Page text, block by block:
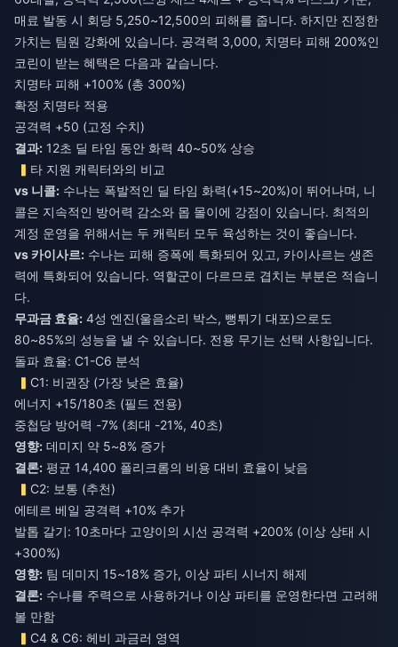
매료 발동 시 회당 5,250~12,500의 피해를 줍니다. 하지만 진정한
가치는 팀원 강화에 있습니다. 공격력 3,000, 치명타 피해 200%인
코린이 받는 혜택은 다음과 같습니다.
치명타 피해 +100% (총 300%)
확정 치명타 적용
공격력 +50 (고정 수치)
결과: 12초 딜 타임 동안 화력 40~50% 상승
타 지원 캐릭터와의 비교
vs 니콜: 수나는 폭발적인 딜 타임 화력(+15~20%)이 뛰어나며, 니
콜은 지속적인 방어력 감소와 몹 몰이에 강점이 있습니다. 최적의
계정 운영을 위해서는 두 캐릭터 모두 육성하는 것이 좋습니다.
vs 카이사르: 수나는 피해 증폭에 특화되어 있고, 카이사르는 생존
력에 특화되어 있습니다. 역할군이 다르므로 겹치는 부분은 적습니
다.
무과금 효율: 4성 엔진(울음소리 박스, 뻥튀기 대포)으로도
80~85%의 성능을 낼 수 있습니다. 전용 무기는 선택 사항입니다.
돌파 효율: C1-C6 분석
C1: 비권장 (가장 낮은 효율)
에너지 +15/180초 (필드 전용)
중첩당 방어력 -7% (최대 -21%, 40초)
영향: 데미지 약 5~8% 증가
결론: 평균 14,400 폴리크롬의 비용 대비 효율이 낮음
C2: 보통 (추천)
에테르 베일 공격력 +10% 추가
발톱 갈기: 10초마다 고양이의 시선 공격력 +200% (이상 상태 시
+300%)
영향: 팀 데미지 15~18% 증가, 이상 파티 시너지 해제
결론: 수나를 주력으로 사용하거나 이상 파티를 운영한다면 고려해
볼 만함
C4 & C6: 헤비 과금러 영역